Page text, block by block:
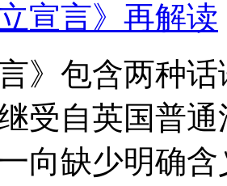
宣言》再解读
言》包含两种
受自英国普
向缺少明确